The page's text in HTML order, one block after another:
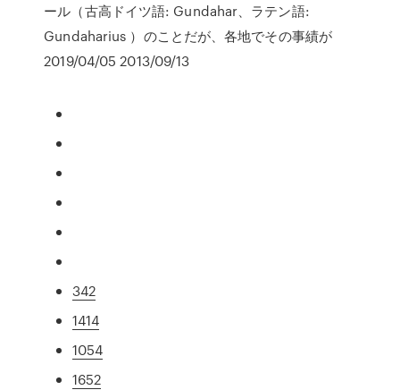
ール（古高ドイツ語: Gundahar、ラテン語:
Gundaharius ）のことだが、各地でその事績が
2019/04/05 2013/09/13
342
1414
1054
1652